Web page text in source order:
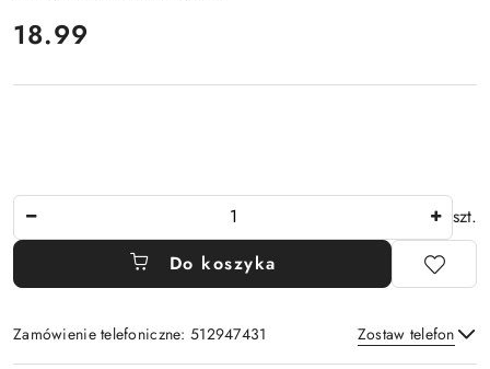
cena:
18.99
szt.
Do koszyka
Zamówienie telefoniczne: 512947431 Zostaw telefon